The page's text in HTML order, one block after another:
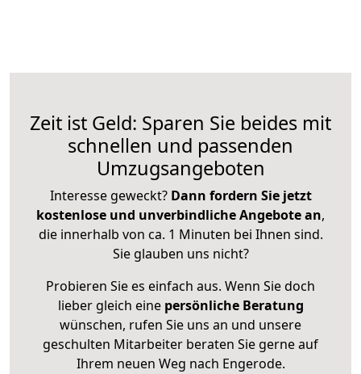
Zeit ist Geld: Sparen Sie beides mit
schnellen und passenden
Umzugsangeboten
Interesse geweckt? Dann fordern Sie jetzt
kostenlose und unverbindliche Angebote an,
die innerhalb von ca. 1 Minuten bei Ihnen sind.
Sie glauben uns nicht?
Probieren Sie es einfach aus. Wenn Sie doch
lieber gleich eine persönliche Beratung
wünschen, rufen Sie uns an und unsere
geschulten Mitarbeiter beraten Sie gerne auf
Ihrem neuen Weg nach Engerode.